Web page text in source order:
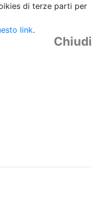
di terze parti per
link.
Chiudi